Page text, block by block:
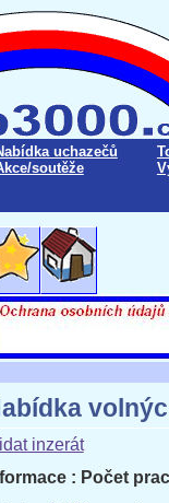
uchazečů
soutěže
inzerát
: Počet